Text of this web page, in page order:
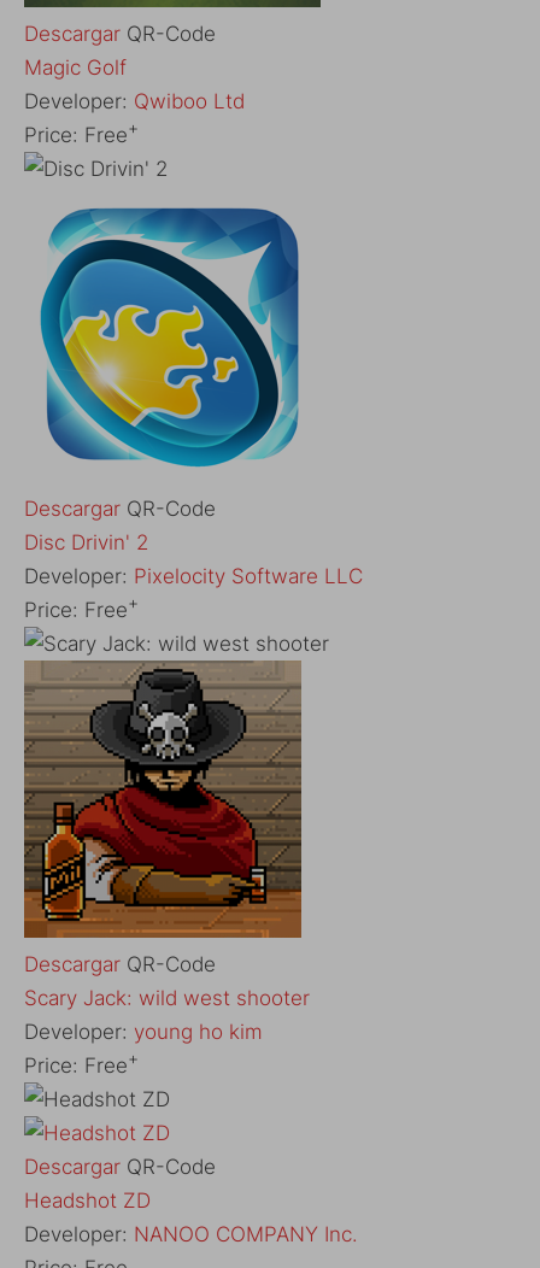
Descargar QR-Code
‎Magic Golf
Developer: Qwiboo Ltd
Price: Free+
Descargar QR-Code
‎Disc Drivin' 2
Developer: Pixelocity Software LLC
Price: Free+
Descargar QR-Code
‎Scary Jack: wild west shooter
Developer: young ho kim
Price: Free+
Descargar QR-Code
‎Headshot ZD
Developer: NANOO COMPANY Inc.